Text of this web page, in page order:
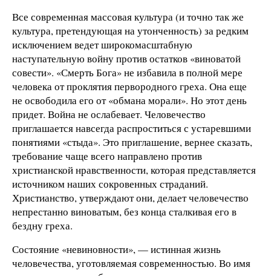
Все современная массовая культура (и точно так же
культура, претендующая на утонченность) за редким
исключением ведет широкомасштабную
наступательную войну против остатков «виноватой
совести». «Смерть Бога» не избавила в полной мере
человека от проклятия первородного греха. Она еще
не освободила его от «обмана морали». Но этот день
придет. Война не ослабевает. Человечество
приглашается навсегда распроститься с устаревшими
понятиями «стыда». Это приглашение, вернее сказать,
требование чаще всего направлено против
христианской нравственности, которая представляется
источником наших сокровенных страданий.
Христианство, утверждают они, делает человечество
непрестанно виноватым, без конца сталкивая его в
бездну греха.
Состояние «невиновности», — истинная жизнь
человечества, уготовляемая современностью. Во имя